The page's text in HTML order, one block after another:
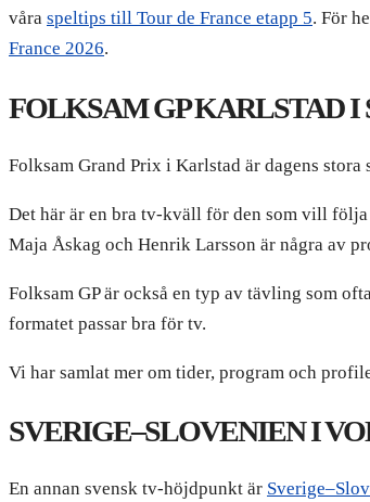
våra speltips till Tour de France etapp 5. För
France 2026.
FOLKSAM GP KARLSTAD I
Folksam Grand Prix i Karlstad är dagens
Det här är en bra tv-kväll för den som vill
Maja Åskag och Henrik Larsson är några av
Folksam GP är också en typ av tävling som
formatet passar bra för tv.
Vi har samlat mer om tider, program och
SVERIGE–SLOVENIEN I
En annan svensk tv-höjdpunkt är